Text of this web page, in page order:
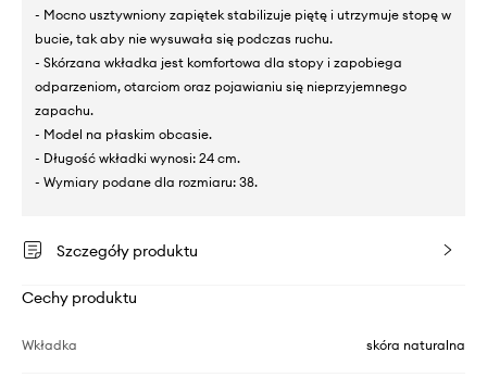
- Mocno usztywniony zapiętek stabilizuje piętę i utrzymuje stopę w
bucie, tak aby nie wysuwała się podczas ruchu.
- Skórzana wkładka jest komfortowa dla stopy i zapobiega
odparzeniom, otarciom oraz pojawianiu się nieprzyjemnego
zapachu.
- Model na płaskim obcasie.
- Długość wkładki wynosi: 24 cm.
- Wymiary podane dla rozmiaru: 38.
Szczegóły produktu
Cechy produktu
Wkładka skóra naturalna